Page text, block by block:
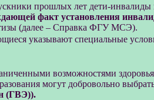
прошлых лет дети-
факт установления
(далее – Справка ФГУ МСЭ).
указывают специальные
возможностями
могут добровольно
(ГВЭ)).